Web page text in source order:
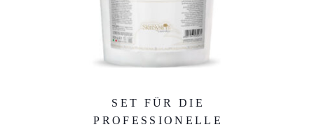
SET FÜR DIE
PROFESSIONELLE